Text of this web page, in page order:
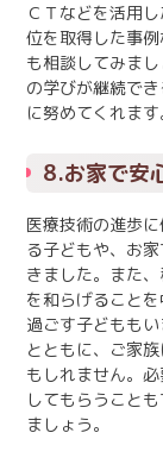
ＣＴなどを活用
位を取得した事
も相談してみま
の学びが継続で
に努めてくれます
8.お家で安
医療技術の進歩
る子どもや、お
きました。また
を和らげること
過ごす子どもも
とともに、ご家
もしれません。
してもらうこと
ましょう。